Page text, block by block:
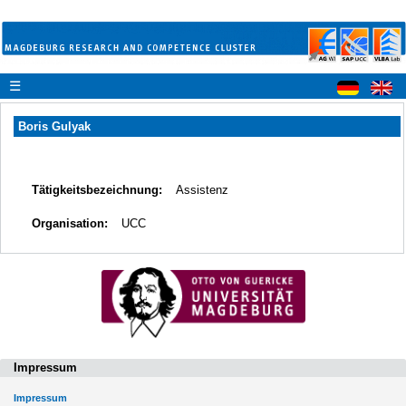
☰
Boris Gulyak
Tätigkeitsbezeichnung: Assistenz
Organisation: UCC
Impressum
Impressum